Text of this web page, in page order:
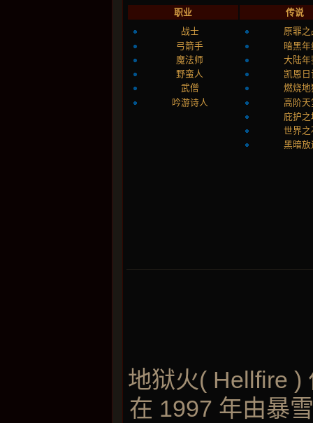
职业
传说
战士
弓箭手
魔法师
野蛮人
武僧
吟游诗人
原罪之
暗黑年
大陆年
凯恩日
燃烧地
高阶天
庇护之
世界之
黑暗放
地狱火( Hellfire )
在 1997 年由暴